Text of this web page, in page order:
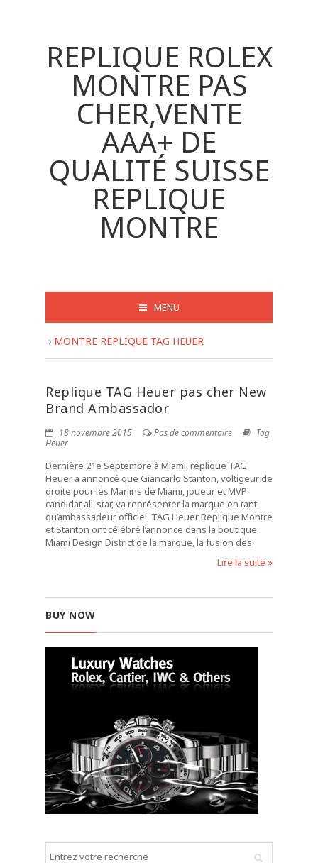
REPLIQUE ROLEX
MONTRE PAS
CHER,VENTE
AAA+ DE
QUALITÉ SUISSE
REPLIQUE
MONTRE
MENU
› MONTRE REPLIQUE TAG HEUER
Replique TAG Heuer pas cher New
Brand Ambassador
18 novembre 2015 Pas de commentaire
Tag
Heuer
Dernière 21e Septembre à Miami, réplique TAG
Heuer a annoncé que Giancarlo Stanton, voltigeur de
droite pour les Marlins de Miami, joueur et MVP
candidat all-star, va représenter la marque en tant
qu’ambassadeur officiel. TAG Heuer Replique Montre
et Stanton ont célébré l’annonce dans la boutique
Miami Design District de la marque, la fusion des
Lire la suite »
BUY NOW